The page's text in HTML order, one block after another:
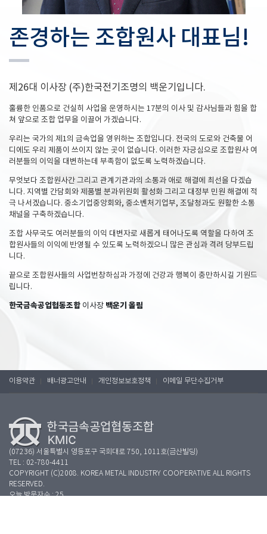
존경하는 조합원사 대표님!
제26대 이사장 (주)한국전기조명의 백운기입니다.
훌륭한 인품으로 건실히 사업을 운영하시는 17분의 이사 및 감사님들과 힘을 합
쳐 앞으로 조합 업무을 이끌어 가겠습니다.
우리는 국가의 제1의 금속업을 영위하는 조합입니다. 전국의 도로와 건축물 어
디에도 우리 제품이 쓰이지 않는 곳이 없습니다. 이러한 자긍심으로 조합원사 여
러분들의 이익을 대변하는데 부족함이 없도록 노력하겠습니다.
무엇보다 조합원사간 그리고 관계기관과의 소통과 애로 해결에 최선을 다겠습
니다. 지역별 간담회와 제품별 분과위원회 활성화 그리고 대정부 민원 해결에 적
극 나서겠습니다. 중소기업중앙회와, 중소벤처기업부, 조달청과도 원활한 소통
채널을 구축하겠습니다.
조합 사무국도 여러분들의 이익 대변자로 새롭게 태어나도록 역할을 다하여 조
합원사들의 이익에 반영될 수 있도록 노력하겠으니 많은 관심과 격려 당부드립
니다.
끝으로 조합원사들의 사업번창하심과 가정에 건강과 행복이 충만하시길 기원드
립니다.
한국금속공업협동조합 이사장 백운기 올림
이용약관 배너광고안내 개인정보보호정책 이메일 무단수집거부
(07236) 서울특별시 영등포구 국회대로 750, 1011호(금산빌딩)
TEL : 02-780-4411
COPYRIGHT (C)2008. KOREA METAL INDUSTRY COOPERATIVE ALL RIGHTS
RESERVED.
오늘 방문자수 : 25